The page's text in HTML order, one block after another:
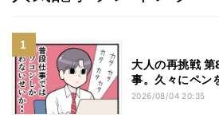
大人の再挑戦
事。久々にペン
2026/08/04 20:35